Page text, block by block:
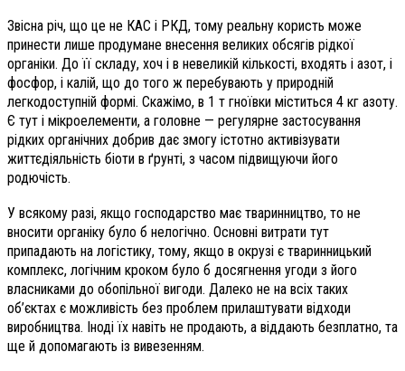
Звісна річ, що це не КАС і РКД, тому реальну користь може
принести лише продумане внесення великих обсягів рідкої
органіки. До її складу, хоч і в невеликій кількості, входять і азот, і
фосфор, і калій, що до того ж перебувають у природній
легкодоступній формі. Скажімо, в 1 т гноївки міститься 4 кг азоту.
Є тут і мікроелементи, а головне — регулярне застосування
рідких органічних добрив дає змогу істотно активізувати
життєдіяльність біоти в ґрунті, з часом підвищуючи його
родючість.
У всякому разі, якщо господарство має тваринництво, то не
вносити органіку було б нелогічно. Основні витрати тут
припадають на логістику, тому, якщо в окрузі є тваринницький
комплекс, логічним кроком було б досягнення угоди з його
власниками до обопільної вигоди. Далеко не на всіх таких
об’єктах є можливість без проблем прилаштувати відходи
виробництва. Іноді їх навіть не продають, а віддають безплатно, та
ще й допомагають із вивезенням.